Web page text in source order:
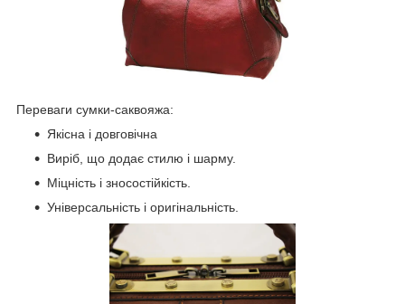
Переваги сумки-саквояжа:
Якісна і довговічна
Виріб, що додає стилю і шарму.
Міцність і зносостійкість.
Універсальність і оригінальність.